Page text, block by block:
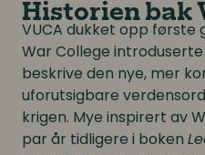
Historien bak
VUCA dukket opp første
War College
beskrive den nye, mer
uforutsigbare
krigen. Mye inspirert av
par år tidligere i boken